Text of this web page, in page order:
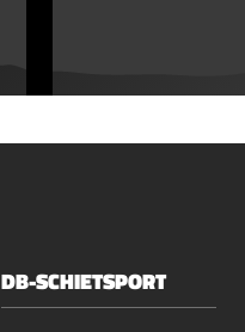
DB-SCHIETSPORT